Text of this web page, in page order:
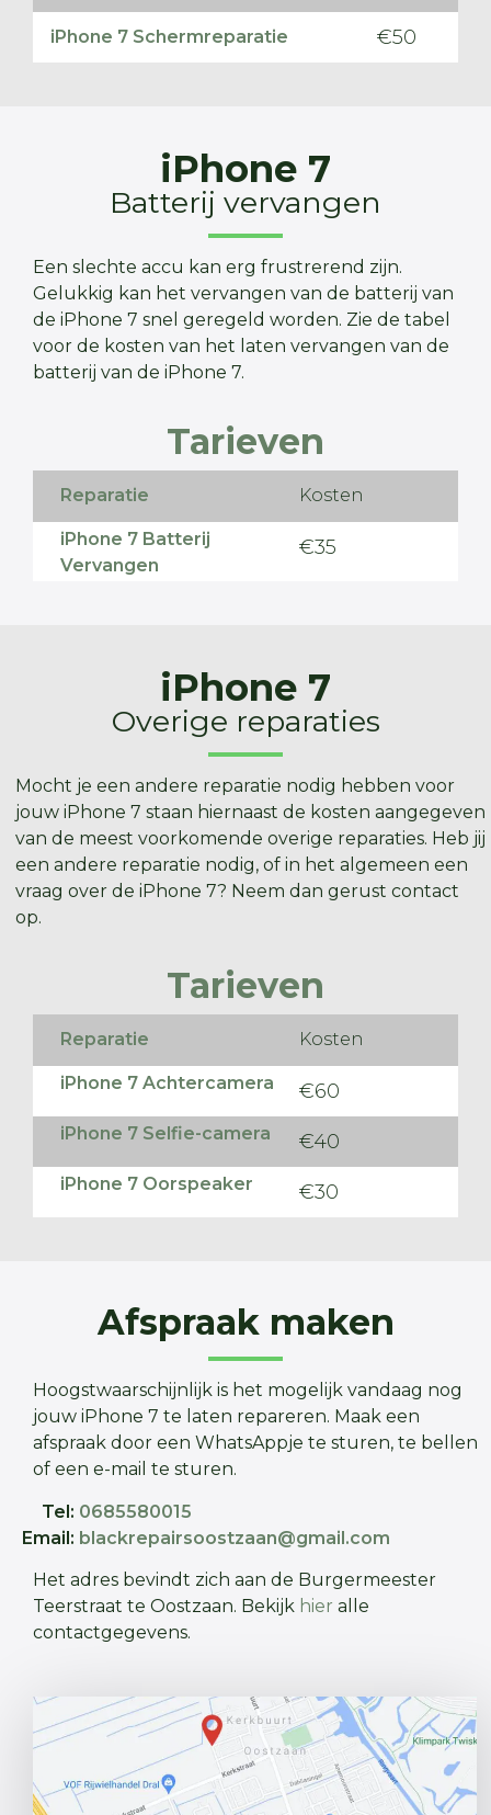
iPhone 7 Schermreparatie €50
Tarieven
Reparatie Kosten
iPhone 7 Batterij
Vervangen
€35
iPhone 7
Batterij vervangen
Een slechte accu kan erg frustrerend zijn.
Gelukkig kan het vervangen van de batterij van
de iPhone 7 snel geregeld worden. Zie de tabel
voor de kosten van het laten vervangen van de
batterij van de iPhone 7.
iPhone 7
Overige reparaties
Mocht je een andere reparatie nodig hebben voor
jouw iPhone 7 staan hiernaast de kosten aangegeven
van de meest voorkomende overige reparaties. Heb jij
een andere reparatie nodig, of in het algemeen een
vraag over de iPhone 7? Neem dan gerust contact
op.
Tarieven
Reparatie Kosten
iPhone 7 Achtercamera €60
iPhone 7 Selfie-camera €40
iPhone 7 Oorspeaker €30
Afspraak maken
Hoogstwaarschijnlijk is het mogelijk vandaag nog
jouw iPhone 7 te laten repareren. Maak een
afspraak door een WhatsAppje te sturen, te bellen
of een e-mail te sturen.
Tel:
Email:
0685580015
blackrepairsoostzaan@gmail.com
Het adres bevindt zich aan de Burgermeester
Teerstraat te Oostzaan. Bekijk hier alle
contactgegevens.